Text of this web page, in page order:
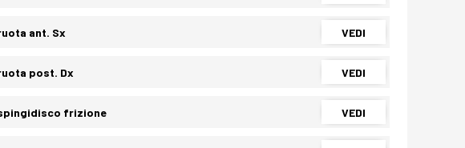
ant. Sx VEDI
post. Dx VEDI
frizione VEDI